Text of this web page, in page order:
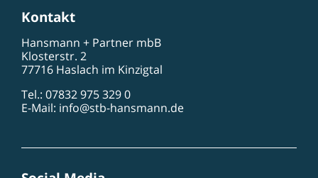
Kontakt
Hansmann + Partner mbB
Klosterstr. 2
77716 Haslach im Kinzigtal
Tel.: 07832 975 329 0
E-Mail: info@stb-hansmann.de